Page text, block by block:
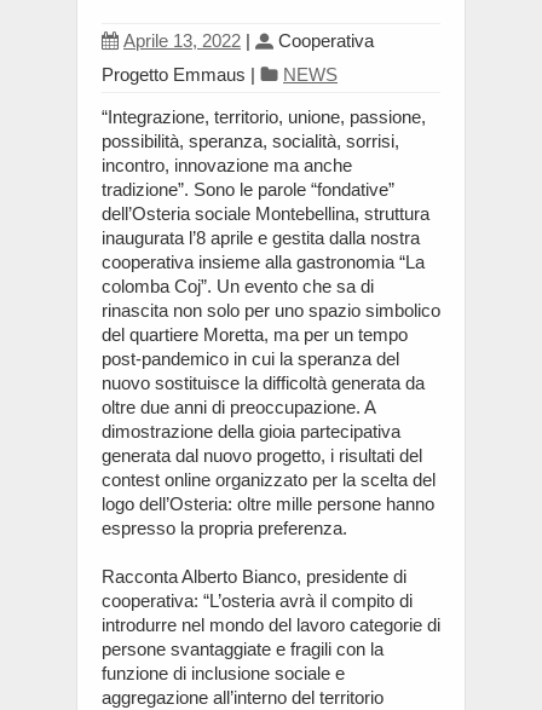
Aprile 13, 2022 |
Cooperativa
Progetto Emmaus | NEWS
“Integrazione, territorio, unione, passione,
possibilità, speranza, socialità, sorrisi,
incontro, innovazione ma anche
tradizione”. Sono le parole “fondative”
dell’Osteria sociale Montebellina, struttura
inaugurata l’8 aprile e gestita dalla nostra
cooperativa insieme alla gastronomia “La
colomba Coj”. Un evento che sa di
rinascita non solo per uno spazio simbolico
del quartiere Moretta, ma per un tempo
post-pandemico in cui la speranza del
nuovo sostituisce la difficoltà generata da
oltre due anni di preoccupazione. A
dimostrazione della gioia partecipativa
generata dal nuovo progetto, i risultati del
contest online organizzato per la scelta del
logo dell’Osteria: oltre mille persone hanno
espresso la propria preferenza.
Racconta Alberto Bianco, presidente di
cooperativa: “L’osteria avrà il compito di
introdurre nel mondo del lavoro categorie di
persone svantaggiate e fragili con la
funzione di inclusione sociale e
aggregazione all’interno del territorio